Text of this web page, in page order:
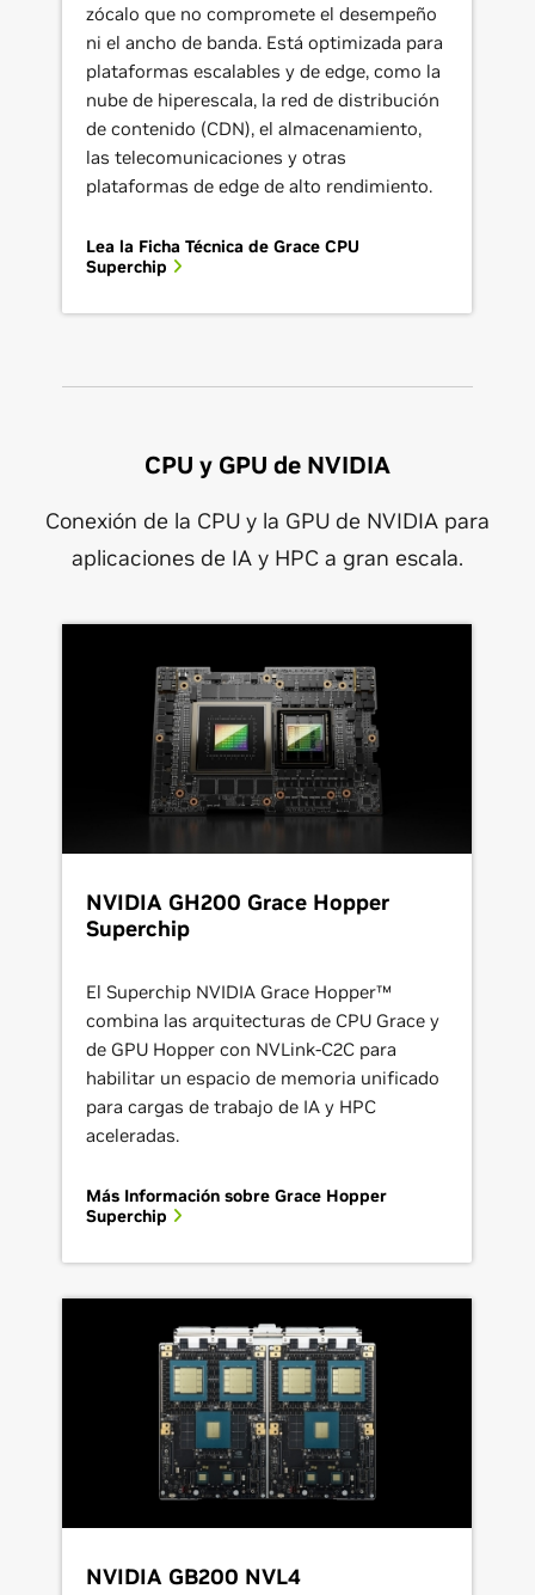
zócalo que no compromete el desempeño
ni el ancho de banda. Está optimizada para
plataformas escalables y de edge, como la
nube de hiperescala, la red de distribución
de contenido (CDN), el almacenamiento,
las telecomunicaciones y otras
plataformas de edge de alto rendimiento.
Lea la Ficha Técnica de Grace CPU
Superchip
CPU y GPU de NVIDIA
Conexión de la CPU y la GPU de NVIDIA para
aplicaciones de IA y HPC a gran escala.
NVIDIA GH200 Grace Hopper
Superchip
El Superchip NVIDIA Grace Hopper™
combina las arquitecturas de CPU Grace y
de GPU Hopper con NVLink-C2C para
habilitar un espacio de memoria unificado
para cargas de trabajo de IA y HPC
aceleradas.
Más Información sobre Grace Hopper
Superchip
NVIDIA GB200 NVL4